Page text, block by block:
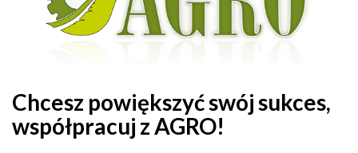
Chcesz powiększyć swój sukces,
współpracuj z AGRO!